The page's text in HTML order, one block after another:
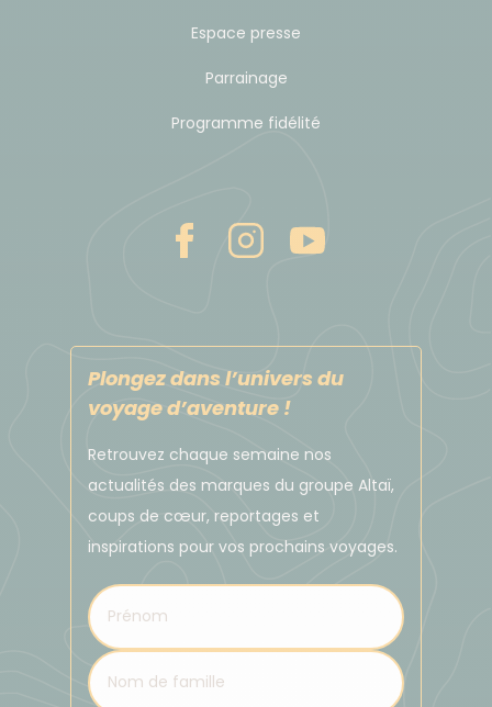
Espace presse
Parrainage
Programme fidélité
Plongez dans l’univers du
voyage d’aventure !
Retrouvez chaque semaine nos
actualités des marques du groupe Altaï,
coups de cœur, reportages et
inspirations pour vos prochains voyages.